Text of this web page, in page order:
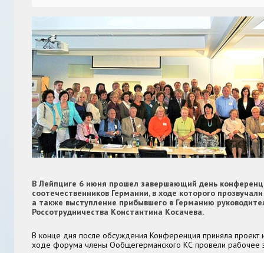
В Лейпциге 6 июня прошел завершающий день
соотечественников Германии, в ходе которого
а также выступление прибывшего в Германию
Россотрудничества Константина Косачева.
В конце дня после обсуждения Конференция приняла проект
ходе форума члены Ообщегерманского КС провели рабочее